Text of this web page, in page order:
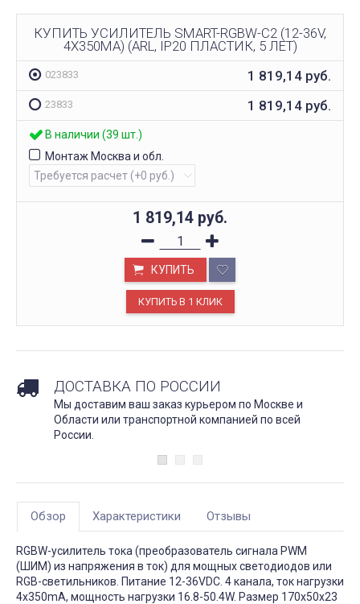
КУПИТЬ УСИЛИТЕЛЬ SMART-RGBW-С2 (12-36V,
4X350MA) (ARL, IP20 ПЛАСТИК, 5 ЛЕТ)
023833 1 819,14 руб.
23833 1 819,14 руб.
В наличии (39 шт.)
Монтаж Москва и обл.
1 819,14 руб.
КУПИТЬ
ДОСТАВКА ПО РОССИИ
Мы доставим ваш заказ курьером по Москве и
Области или транспортной компанией по всей
России.
Обзор Характеристики Отзывы
RGBW-усилитель тока (преобразователь сигнала PWM
(ШИМ) из напряжения в ток) для мощных светодиодов или
RGB-светильников. Питание 12-36VDC. 4 канала, ток нагрузки
4x350mA, мощность нагрузки 16.8-50.4W. Размер 170x50x23